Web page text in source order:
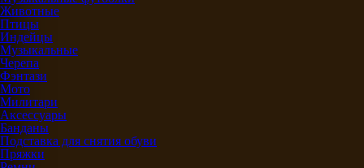
Животные
Птицы
Индейцы
Музыкальные
Черепа
Фэнтази
Мото
Милитари
Аксессуары
Банданы
Подставка для снятия обуви
Пряжки